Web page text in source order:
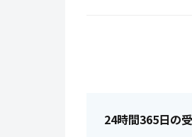
24時間365日の